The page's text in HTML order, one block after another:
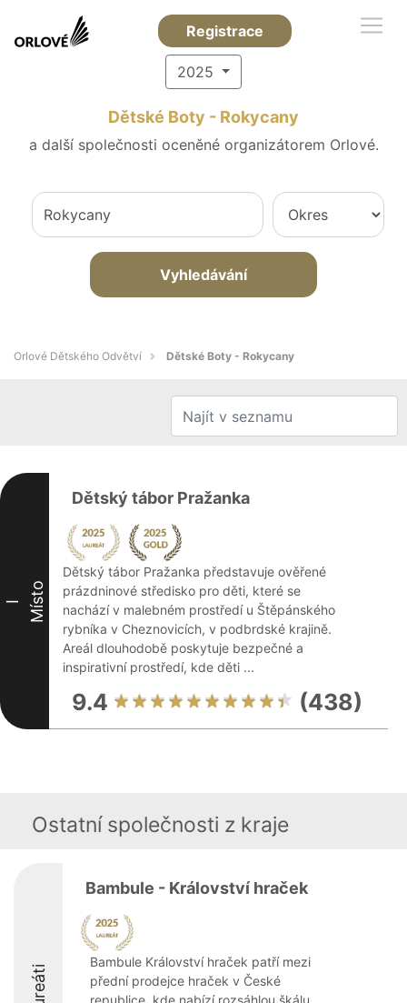
Registrace
2025
Dětské Boty - Rokycany
a další společnosti oceněné organizátorem Orlové.
Vyhledávání
Orlové Dětského Odvětví Dětské Boty - Rokycany
I Místo
Dětský tábor Pražanka
Dětský tábor Pražanka představuje ověřené
prázdninové středisko pro děti, které se
nachází v malebném prostředí u Štěpánského
rybníka v Cheznovicích, v podbrdské krajině.
Areál dlouhodobě poskytuje bezpečné a
inspirativní prostředí, kde děti ...
9.4 (438)
Ostatní společnosti z kraje
Bambule - Království hraček
Bambule Království hraček patří mezi
přední prodejce hraček v České
republice, kde nabízí rozsáhlou škálu